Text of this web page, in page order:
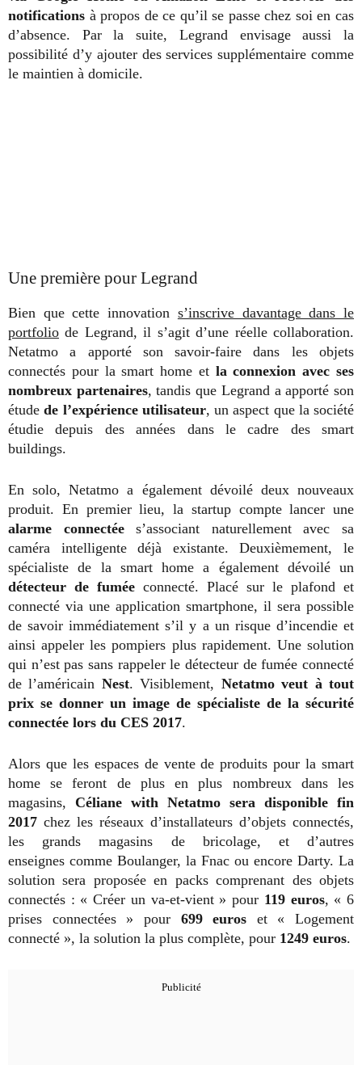
notifications à propos de ce qu’il se passe chez soi en cas
d’absence. Par la suite, Legrand envisage aussi la
possibilité d’y ajouter des services supplémentaire comme
le maintien à domicile.
Une première pour Legrand
Bien que cette innovation s’inscrive davantage dans le
portfolio de Legrand, il s’agit d’une réelle collaboration.
Netatmo a apporté son savoir-faire dans les objets
connectés pour la smart home et la connexion avec ses
nombreux partenaires, tandis que Legrand a apporté son
étude de l’expérience utilisateur, un aspect que la société
étudie depuis des années dans le cadre des smart
buildings.
En solo, Netatmo a également dévoilé deux nouveaux
produit. En premier lieu, la startup compte lancer une
alarme connectées’associant naturellement avec sa
caméra intelligente déjà existante. Deuxièmement, le
spécialiste de la smart home a également dévoilé un
détecteur de fumée connecté. Placé sur le plafond et
connecté via une application smartphone, il sera possible
de savoir immédiatement s’il y a un risque d’incendie et
ainsi appeler les pompiers plus rapidement. Une solution
qui n’est pas sans rappeler le détecteur de fumée connecté
de l’américain Nest. Visiblement, Netatmo veut à tout
prix se donner un image de spécialiste de la sécurité
connectée lors du CES 2017.
Alors que les espaces de vente de produits pour la smart
home se feront de plus en plus nombreux dans les
magasins, Céliane with Netatmo sera disponible fin
2017 chez les réseaux d’installateurs d’objets connectés,
les grands magasins de bricolage, et d’autres
enseignes comme Boulanger, la Fnac ou encore Darty. La
solution sera proposée en packs comprenant des objets
connectés : « Créer un va-et-vient » pour 119 euros, « 6
prises connectées » pour 699 euros et « Logement
connecté », la solution la plus complète, pour 1249 euros.